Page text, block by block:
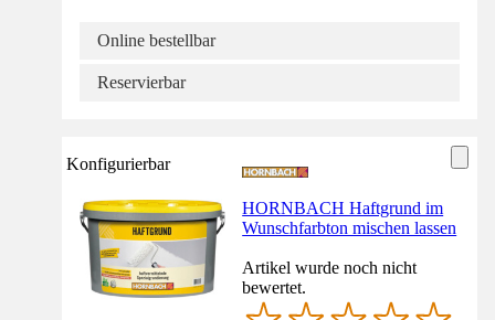
Online bestellbar
Reservierbar
Konfigurierbar
HORNBACH Haftgrund im
Wunschfarbton mischen lassen
Artikel wurde noch nicht
bewertet.